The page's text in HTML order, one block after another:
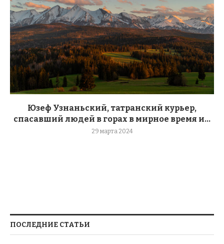
Юзеф Узнаньский, татранский курьер,
спасавший людей в горах в мирное время и...
29 марта 2024
ПОСЛЕДНИЕ СТАТЬИ